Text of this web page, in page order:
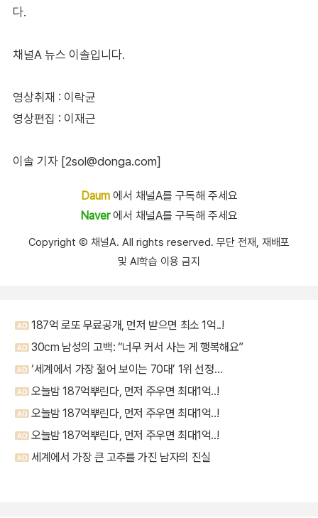
다.
채널A 뉴스 이솔입니다.
영상취재 : 이락균
영상편집 : 이재근
이솔 기자 [2sol@donga.com]
Daum에서 채널A를 구독해 주세요
Naver에서 채널A를 구독해 주세요
Copyright Ⓒ 채널A. All rights reserved. 무단 전재, 재배포
및 AI학습 이용 금지